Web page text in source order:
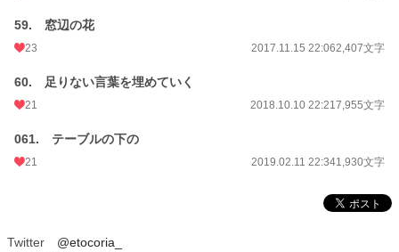
59. 窓辺の花
23 2017.11.15 22:062,407文字
60. 足りない言葉を埋めていく
21 2018.10.10 22:217,955文字
061. テーブルの下の
21 2019.02.11 22:341,930文字
Twitter @etocoria_